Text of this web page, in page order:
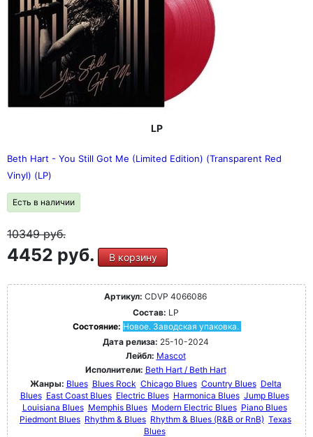
LP
Beth Hart - You Still Got Me (Limited Edition) (Transparent Red
Vinyl) (LP)
Есть в наличии
10349руб.
4452 руб. В корзину
Артикул: CDVP 4066086
Состав: LP
Состояние: Новое. Заводская упаковка.
Дата релиза: 25-10-2024
Лейбл: Mascot
Исполнители: Beth Hart / Beth Hart
Жанры: Blues Blues Rock Chicago Blues Country Blues Delta
Blues East Coast Blues Electric Blues Harmonica Blues Jump Blues
Louisiana Blues Memphis Blues Modern Electric Blues Piano Blues
Piedmont Blues Rhythm & Blues Rhythm & Blues (R&B or RnB) Texas
Blues